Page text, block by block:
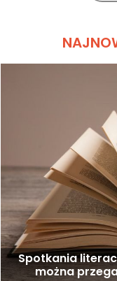
Spotkania
można